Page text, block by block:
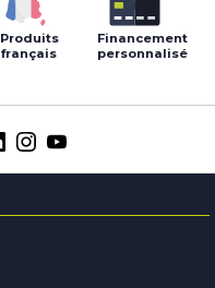
Produits
français
Financement
personnalisé